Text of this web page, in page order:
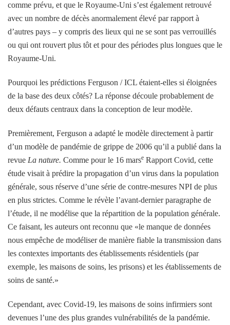
comme prévu, et que le Royaume-Uni s’est également retrouvé
avec un nombre de décès anormalement élevé par rapport à
d’autres pays – y compris des lieux qui ne se sont pas verrouillés
ou qui ont rouvert plus tôt et pour des périodes plus longues que le
Royaume-Uni.
Pourquoi les prédictions Ferguson / ICL étaient-elles si éloignées
de la base des deux côtés? La réponse découle probablement de
deux défauts centraux dans la conception de leur modèle.
Premièrement, Ferguson a adapté le modèle directement à partir
d’un modèle de pandémie de grippe de 2006 qu’il a publié dans la
revue La nature. Comme pour le 16 marse Rapport Covid, cette
étude visait à prédire la propagation d’un virus dans la population
générale, sous réserve d’une série de contre-mesures NPI de plus
en plus strictes. Comme le révèle l’avant-dernier paragraphe de
l’étude, il ne modélise que la répartition de la population générale.
Ce faisant, les auteurs ont reconnu que «le manque de données
nous empêche de modéliser de manière fiable la transmission dans
les contextes importants des établissements résidentiels (par
exemple, les maisons de soins, les prisons) et les établissements de
soins de santé.»
Cependant, avec Covid-19, les maisons de soins infirmiers sont
devenues l’une des plus grandes vulnérabilités de la pandémie.